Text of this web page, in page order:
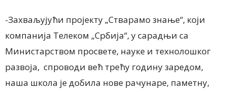
-Захваљујући пројекту „Стварамо знање“, који
компанија Телеком „Србија“, у сарадњи са
Министарством просвете, науке и технолошког
развоја, спроводи већ трећу годину заредом,
наша школа је добила нове рачунаре, паметну,